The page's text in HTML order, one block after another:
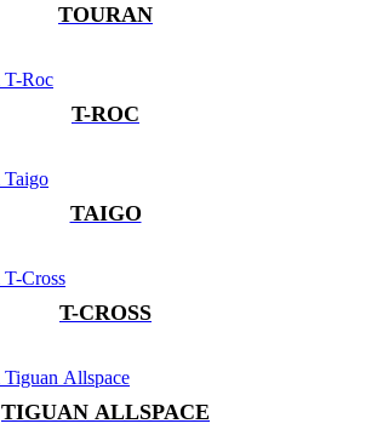
TOURAN
T-ROC
TAIGO
T-CROSS
TIGUAN ALLSPACE